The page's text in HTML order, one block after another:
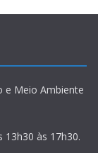
e Meio Ambiente
13h30 às 17h30.